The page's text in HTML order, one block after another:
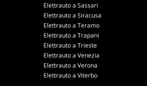
Elettrauto a Sassari
Elettrauto a Siracusa
Elettrauto a Teramo
Elettrauto a Trapani
Elettrauto a Trieste
Elettrauto a Venezia
Elettrauto a Verona
Elettrauto a Viterbo